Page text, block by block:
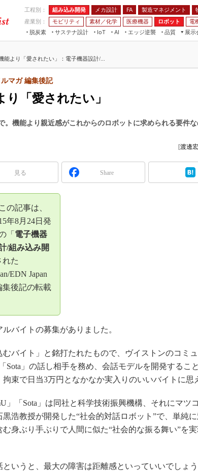
工程別： 組み込み開発 メカ設計 FA 製造マネジメント
産業別：
モビリティ 素材／化学 医療機器 ロボット 電
脱炭素
サステナ設計
IoT
がる工場
ながるサービス
AI
AI×設備保全
Physical AI
エッジ逆襲 品質
展示
JIMTOF
IIFES
人テク展
スマート工場EXPO
FPGA
車載ソフト開発
知財マネジメント
海外生産
制御セキュリティ
新型コロナへの対応
素材／化学
能より「愛されたい」：電子機器設計/...
り「愛されたい」
マガ 編集後記
。機能より親近感がこれからのロボットに求められる要件
[渡邊宏
見る Share
の記事は、
年8月24日発
「 電子機器
/組み込み開
れた
EDN Japan
後記の転載
バイトの募集がありました。
バイト」と銘打たれたもので、ヴイストンのコミ
Sota」の話し相手を務め、会話モデルを開発するこ
束で日当3万円となかなか実入りのいいバイトに思
」「Sota」は同社と科学技術振興機構、それにマツ
浩教授が開発した“社会的対話ロボット”で、単純
身ぶり手ぶりで人間に似た“社会的な振る舞い”を
いうと、最大の障害は距離感といっていいでしょ